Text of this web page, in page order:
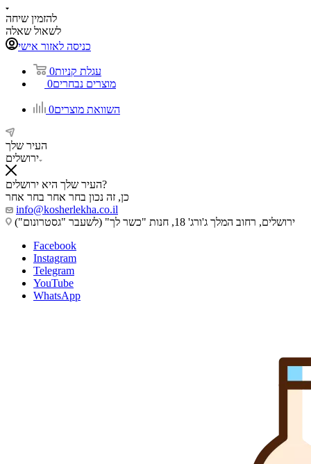
להזמין שיחה
לשאול שאלה
כניסה לאזור אישי
עגלת קניות0
מוצרים נבחרים0
השוואת מוצרים0
העיר שלך
ירושלים
העיר שלך היא ירושלים?
כן, זה נכון בחר אחר בחר אחר
info@kosherlekha.co.il
ירושלים, רחוב המלך ג'ורג' 18, חנות "כשר לך" (לשעבר "גסטרונום")
Facebook
Instagram
Telegram
YouTube
WhatsApp